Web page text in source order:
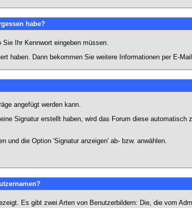
habe?
Ihr Kennwort eingeben müssen.
haben. Dann bekommen Sie weitere Informationen per E-
angefügt werden kann.
Signatur erstellt haben, wird das Forum diese automatisch
und die Option 'Signatur anzeigen' ab- bzw. anwählen.
Es gibt zwei Arten von Benutzerbildern: Die, die vom